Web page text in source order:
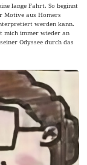
lange Fahrt. So beginnt
Motive aus Homers
werden kann.
mich immer wieder an
Odyssee durch das